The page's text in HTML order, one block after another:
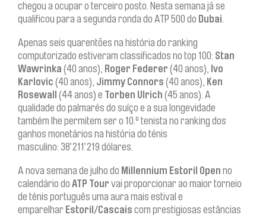
chegou a ocupar o terceiro posto. Nesta semana já se
qualificou para a segunda ronda do ATP 500 do Dubai.
Apenas seis quarentões na história do ranking
computorizado estiveram classificados no top 100: Stan
Wawrinka (40 anos), Roger Federer (40 anos), Ivo
Karlovic (40 anos), Jimmy Connors (40 anos), Ken
Rosewall (44 anos) e Torben Ulrich (45 anos). A
qualidade do palmarés do suíço e a sua longevidade
também lhe permitem ser o 10.º tenista no ranking dos
ganhos monetários na história do ténis
masculino: 38’211’219 dólares.
A nova semana de julho do Millennium Estoril Open no
calendário do ATP Tour vai proporcionar ao maior torneio
de ténis português uma aura mais estival e
emparelhar Estoril/Cascais com prestigiosas estâncias